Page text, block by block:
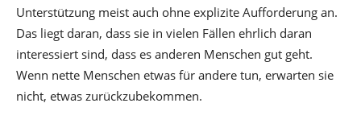
Unterstützung meist auch ohne explizite Aufforderung an.
Das liegt daran, dass sie in vielen Fällen ehrlich daran
interessiert sind, dass es anderen Menschen gut geht.
Wenn nette Menschen etwas für andere tun, erwarten sie
nicht, etwas zurückzubekommen.